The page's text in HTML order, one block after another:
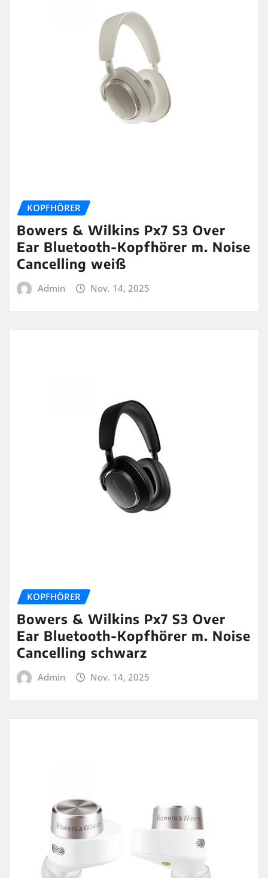
KOPFHÖRER
Bowers & Wilkins Px7 S3 Over
Ear Bluetooth-Kopfhörer m. Noise
Cancelling weiß
Admin Nov. 14, 2025
KOPFHÖRER
Bowers & Wilkins Px7 S3 Over
Ear Bluetooth-Kopfhörer m. Noise
Cancelling schwarz
Admin Nov. 14, 2025